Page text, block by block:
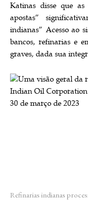
Katinas disse que as
apostas”
indianas” Acesso ao
bancos, refinarias e
graves, dada sua
Refinarias indianas